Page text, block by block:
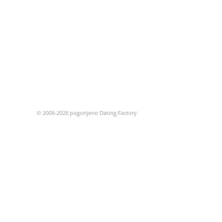
© 2008-2026 pogonjeno Dating Factory